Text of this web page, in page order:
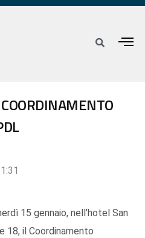
15 gennaio, nell’hotel San
18, il Coordinamento